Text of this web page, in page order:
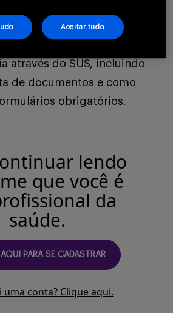
estão indicados e traz
através do SUS, incluindo
de documentos e como
obrigatórios.
lendo
que você é
da
saúde.
PARA SE CADASTRAR
uma conta? Clique aqui.
Aceitar tudo